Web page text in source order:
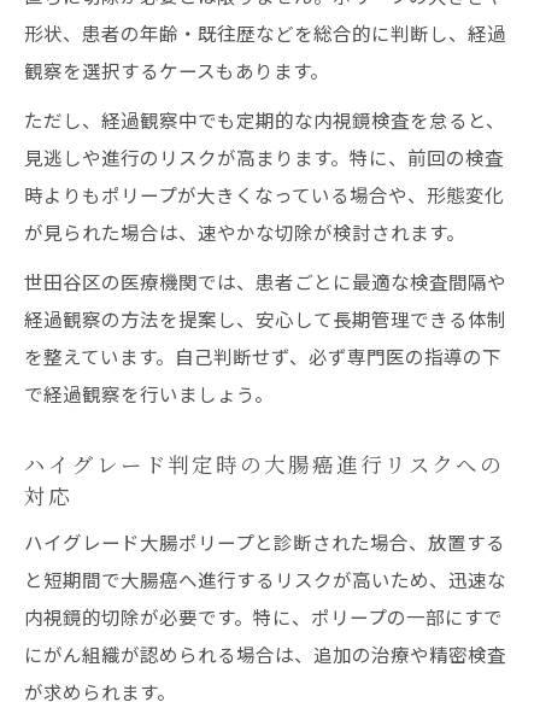
形状、患者の年齢・既往歴などを総合的に判断し、経過
観察を選択するケースもあります。
ただし、経過観察中でも定期的な内視鏡検査を怠ると、
見逃しや進行のリスクが高まります。特に、前回の検査
時よりもポリープが大きくなっている場合や、形態変化
が見られた場合は、速やかな切除が検討されます。
世田谷区の医療機関では、患者ごとに最適な検査間隔や
経過観察の方法を提案し、安心して長期管理できる体制
を整えています。自己判断せず、必ず専門医の指導の下
で経過観察を行いましょう。
ハイグレード判定時の大腸癌進行リスクへの
対応
ハイグレード大腸ポリープと診断された場合、放置する
と短期間で大腸癌へ進行するリスクが高いため、迅速な
内視鏡的切除が必要です。特に、ポリープの一部にすで
にがん組織が認められる場合は、追加の治療や精密検査
が求められます。